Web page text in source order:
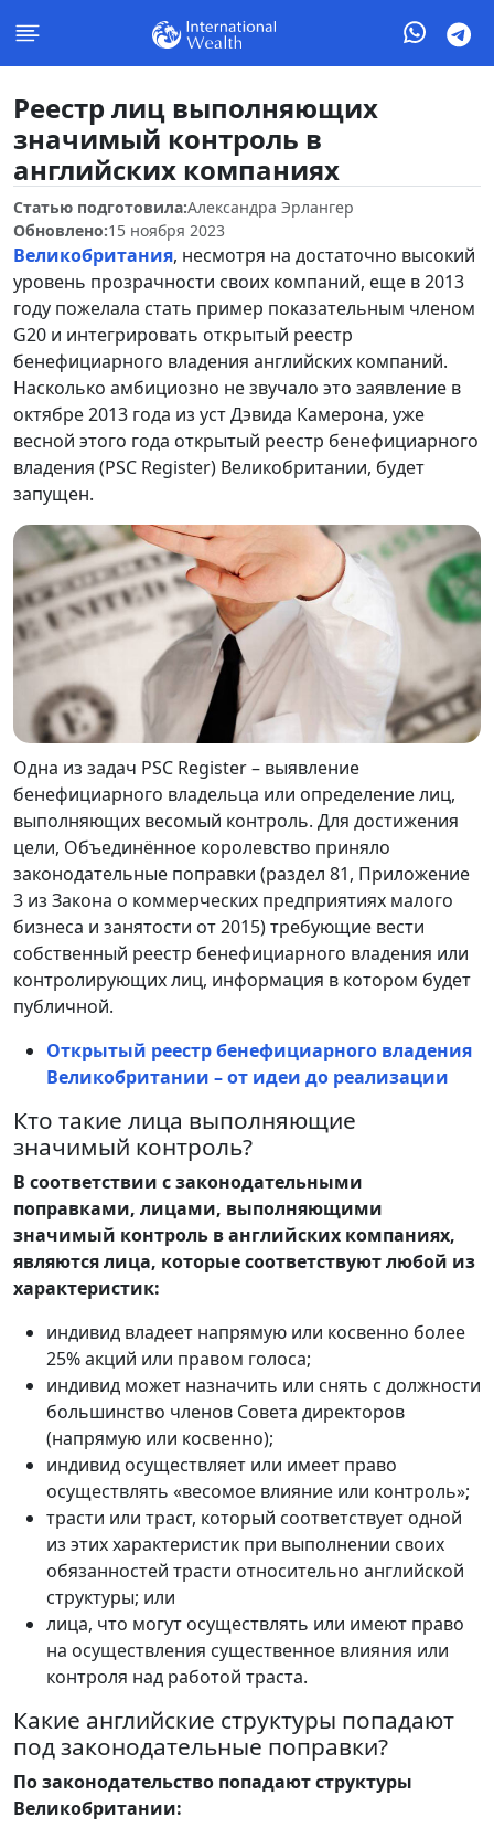
Реестр лиц выполняющих
значимый контроль в
английских компаниях
Статью подготовила:Александра Эрлангер
Обновлено:15 ноября 2023
Великобритания, несмотря на достаточно высокий
уровень прозрачности своих компаний, еще в 2013
году пожелала стать пример показательным членом
G20 и интегрировать открытый реестр
бенефициарного владения английских компаний.
Насколько амбициозно не звучало это заявление в
октябре 2013 года из уст Дэвида Камерона, уже
весной этого года открытый реестр бенефициарного
владения (PSC Register) Великобритании, будет
запущен.
Одна из задач PSC Register – выявление
бенефициарного владельца или определение лиц,
выполняющих весомый контроль. Для достижения
цели, Объединённое королевство приняло
законодательные поправки (раздел 81, Приложение
3 из Закона о коммерческих предприятиях малого
бизнеса и занятости от 2015) требующие вести
собственный реестр бенефициарного владения или
контролирующих лиц, информация в котором будет
публичной.
Открытый реестр бенефициарного владения
Великобритании – от идеи до реализации
Кто такие лица выполняющие
значимый контроль?
В соответствии с законодательными
поправками, лицами, выполняющими
значимый контроль в английских компаниях,
являются лица, которые соответствуют любой из
характеристик:
индивид владеет напрямую или косвенно более
25% акций или правом голоса;
индивид может назначить или снять с должности
большинство членов Совета директоров
(напрямую или косвенно);
индивид осуществляет или имеет право
осуществлять «весомое влияние или контроль»;
трасти или траст, который соответствует одной
из этих характеристик при выполнении своих
обязанностей трасти относительно английской
структуры; или
лица, что могут осуществлять или имеют право
на осуществления существенное влияния или
контроля над работой траста.
Какие английские структуры попадают
под законодательные поправки?
По законодательство попадают структуры
Великобритании: